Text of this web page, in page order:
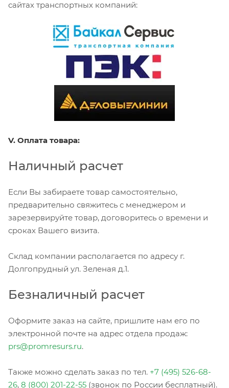
сайтах транспортных компаний:
V. Оплата товара:
Наличный расчет
Если Вы забираете товар самостоятельно,
предварительно свяжитесь с менеджером и
зарезервируйте товар, договоритесь о времени и
сроках Вашего визита.
Склад компании располагается по адресу г.
Долгопрудный ул. Зеленая д.1.
Безналичный расчет
Оформите заказ на сайте, пришлите нам его по
электронной почте на адрес отдела продаж:
prs@promresurs.ru.
Также можно сделать заказ по тел. +7 (495) 526-68-
26, 8 (800) 201-22-55 (звонок по России бесплатный).